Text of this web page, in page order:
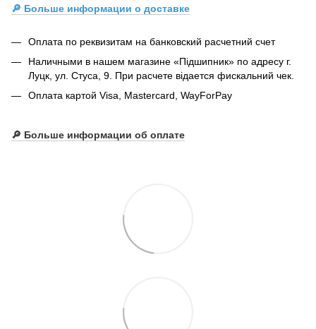
🔎 Больше информации о доставке
Оплата по реквизитам на банковский расчетний счет
Наличными в нашем магазине «Підшипник» по адресу г.
Луцк, ул. Стуса, 9. При расчете відается фискальний чек.
Оплата картой Visa, Mastercard, WayForPay
🔎 Больше информации об оплате